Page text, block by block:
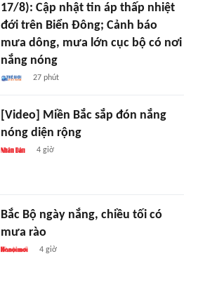
17/8): Cập nhật tin áp thấp nhiệt
đới trên Biển Đông; Cảnh báo
mưa dông, mưa lớn cục bộ có nơi
nắng nóng
27 phút
[Video] Miền Bắc sắp đón nắng
nóng diện rộng
4 giờ
Bắc Bộ ngày nắng, chiều tối có
mưa rào
4 giờ